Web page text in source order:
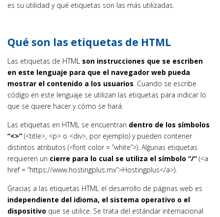
es su utilidad y qué etiquetas son las más utilizadas.
Qué son las etiquetas de HTML
Las etiquetas de HTML son instrucciones que se escriben
en este lenguaje para que el navegador web pueda
mostrar el contenido a los usuarios. Cuando se escribe
código en este lenguaje se utilizan las etiquetas para indicar lo
que se quiere hacer y cómo se hará.
Las etiquetas en HTML se encuentran dentro de los símbolos
“<>” (<title>, <p> o <div>, por ejemplo) y pueden contener
distintos atributos (<font color = ”white”>). Algunas etiquetas
requieren un cierre para lo cual se utiliza el símbolo “/” (<a
href = “https://www.hostingplus.mx”>Hostingplus</a>).
Gracias a las etiquetas HTML el desarrollo de páginas web es
independiente del idioma, el sistema operativo o el
dispositivo que se utilice. Se trata del estándar internacional